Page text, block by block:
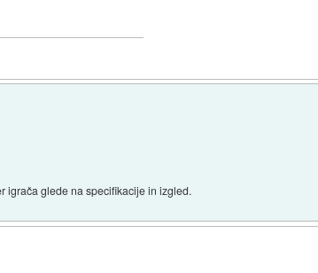
igrača glede na specifikacije in izgled.